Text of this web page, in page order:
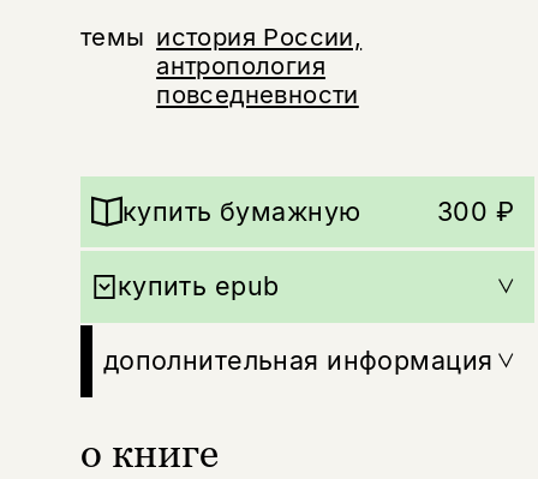
темы история России,
антропология
повседневности
о книге
купить бумажную 300 ₽
купить epub
дополнительная информация